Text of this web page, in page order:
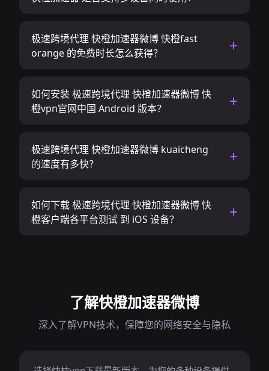
极速跨境代理 快橙加速器微博 快橙fast
orange 的免费时长怎么获得？
如何安装 极速跨境代理 快橙加速器微博 快
橙vpn官网中国 Android 版本？
极速跨境代理 快橙加速器微博 kuaicheng
的速度有多快？
如何下载 极速跨境代理 快橙加速器微博 快
橙客户端各平台测试 到 iOS 设备？
了解快橙加速器微博
深入了解VPN技术，保障您的网络安全与隐私